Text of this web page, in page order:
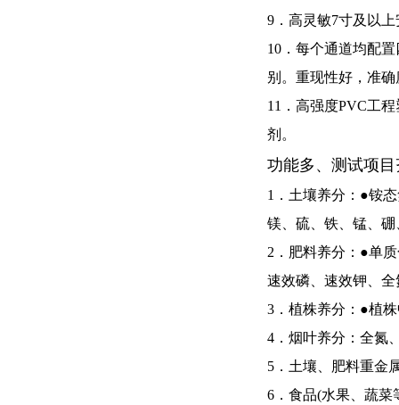
9．高灵敏7寸及以上
10．每个通道均配
别。重现性好，准确
11．高强度PVC工
剂。
功能多、测试项
1．土壤养分：●铵
镁、硫、铁、锰、
2．肥料养分：●单
速效磷、速效钾、
3．植株养分：●植
4．烟叶养分：全氮
5．土壤、肥料重金
6．食品(水果、蔬菜